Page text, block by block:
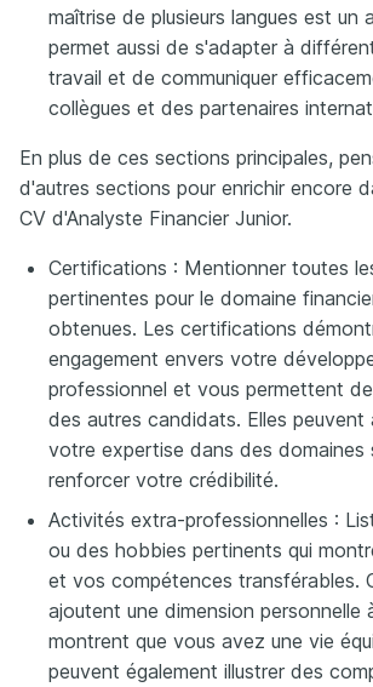
maîtrise de plusieurs langues est un
permet aussi de s'adapter à
travail et de communiquer
collègues et des partenaires
En plus de ces sections principales,
d'autres sections pour enrichir encore
CV d'Analyste Financier Junior.
Certifications : Mentionner toutes
pertinentes pour le domaine
obtenues. Les certifications
engagement envers votre
professionnel et vous permettent
des autres candidats. Elles peuvent
votre expertise dans des domaines
renforcer votre crédibilité.
Activités extra-professionnelles :
ou des hobbies pertinents qui
et vos compétences transférables.
ajoutent une dimension personnelle
montrent que vous avez une vie
peuvent également illustrer des